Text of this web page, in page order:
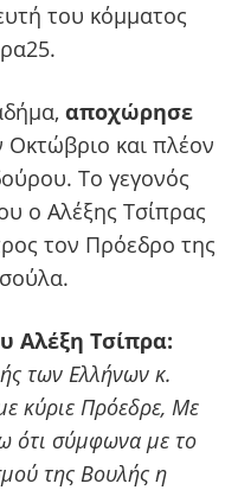
του κόμματος
αποχώρησε
Οκτώβριο και πλέον
Το γεγονός
ο Αλέξης Τσίπρας
τον Πρόεδρο της
Αλέξη Τσίπρα:
των Ελλήνων κ.
κύριε Πρόεδρε, Με
ότι σύμφωνα με το
της Βουλής η